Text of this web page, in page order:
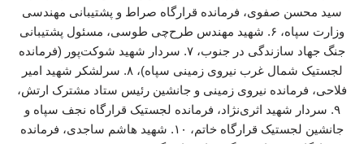
سید محسن صفوی، فرمانده قرارگاه صراط و پشتیبانی مهندسی
وزارت سپاه، ۶. شهید مهندس طرح‌چی طوسی، مسئول پشتیبانی
جنگ جهاد سازندگی در جنوب، ۷. سردار شهید شوکت‌پور (فرمانده
لجستیک شمال غرب نیروی زمینی سپاه)، ۸. سرلشکر شهید امیر
فلاحی، فرمانده نیروی زمینی و جانشین رئیس ستاد مشترک ارتش،
۹. سردار شهید اثری‌نژاد، فرمانده لجستیک قرارگاه نجف سپاه و
جانشین لجستیک قرارگاه خاتم، ۱۰. شهید هاشم ساجدی، فرمانده